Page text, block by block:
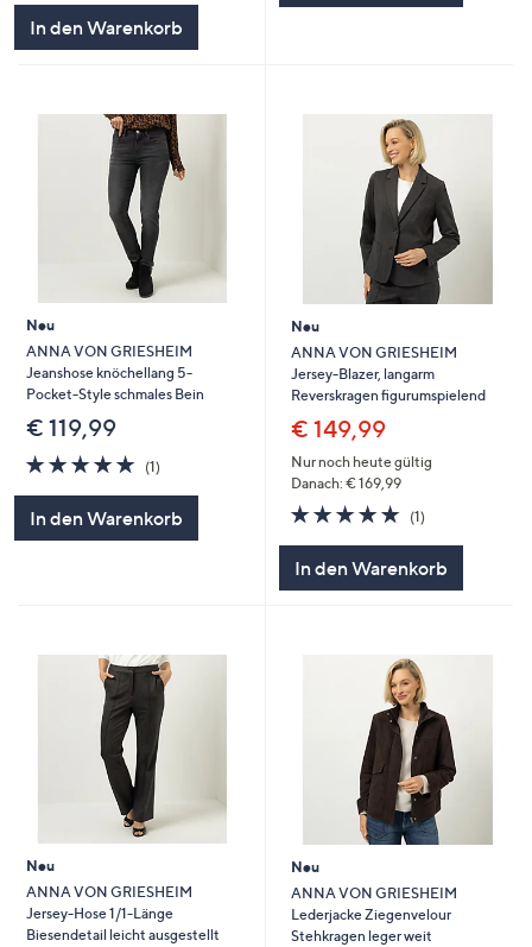
5
In den Warenkorb
Neu
ANNA VON GRIESHEIM
Jeanshose knöchellang 5-
Pocket-Style schmales Bein
€ 119,99
5.0
von
(1)
In den Warenkorb
Neu
ANNA VON GRIESHEIM
Jersey-Blazer, langarm
Reverskragen figurumspielend
€ 149,99
Nur noch heute gültig
Danach: € 169,99
5.0
von
5
(1)
In den Warenkorb
Neu
ANNA VON GRIESHEIM
Jersey-Hose 1/1-Länge
Biesendetail leicht ausgestellt
Neu
ANNA VON GRIESHEIM
Lederjacke Ziegenvelour
Stehkragen leger weit